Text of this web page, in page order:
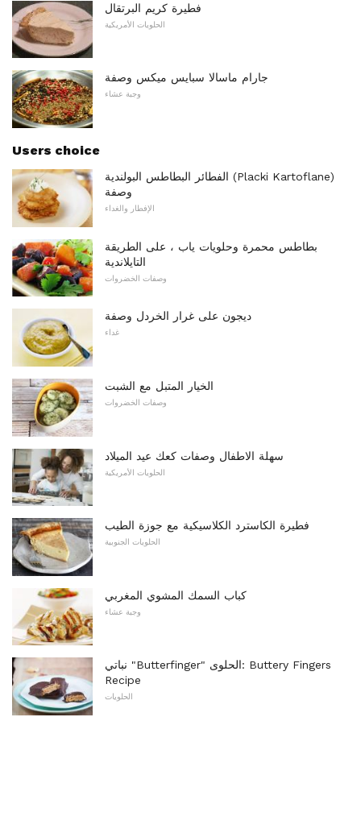
فطيرة كريم البرتقال
الحلويات الأمريكية
جارام ماسالا سبايس ميكس وصفة
وجبة عشاء
Users choice
الفطائر البطاطس البولندية (Placki Kartoflane)
وصفة
الإفطار والغداء
بطاطس محمرة وحلويات ياب ، على الطريقة
التايلاندية
وصفات الخضروات
ديجون على غرار الخردل وصفة
غداء
الخيار المتبل مع الشبت
وصفات الخضروات
سهلة الاطفال وصفات كعك عيد الميلاد
الحلويات الأمريكية
فطيرة الكاسترد الكلاسيكية مع جوزة الطيب
الحلويات الجنوبية
كباب السمك المشوي المغربي
وجبة عشاء
نباتي "Butterfinger" الحلوى: Buttery Fingers
Recipe
الحلويات